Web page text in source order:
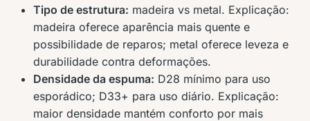
Tipo de estrutura: madeira vs metal. Explicação:
madeira oferece aparência mais quente e
possibilidade de reparos; metal oferece leveza e
durabilidade contra deformações.
Densidade da espuma: D28 mínimo para uso
esporádico; D33+ para uso diário. Explicação:
maior densidade mantém conforto por mais